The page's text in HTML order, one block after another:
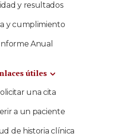
y resultados
y cumplimiento
Informe Anual
útiles
una cita
a un paciente
de historia clínica